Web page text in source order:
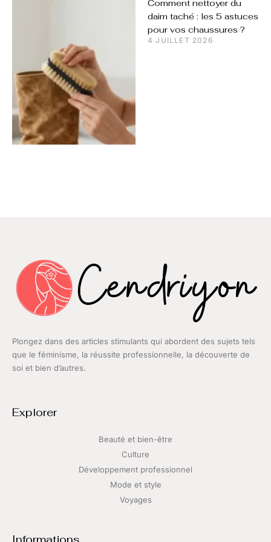
Comment nettoyer du
daim taché : les 5 astuces
pour vos chaussures ?
4 JUILLET 2026
Plongez dans des articles stimulants qui abordent des sujets tels
que le féminisme, la réussite professionnelle, la découverte de
soi et bien d’autres.
Explorer
Beauté et bien-être
Culture
Développement professionnel
Mode et style
Voyages
Informations